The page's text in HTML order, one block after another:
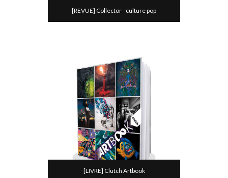
[REVUE] Collector - culture pop
[LIVRE] Clutch Artbook